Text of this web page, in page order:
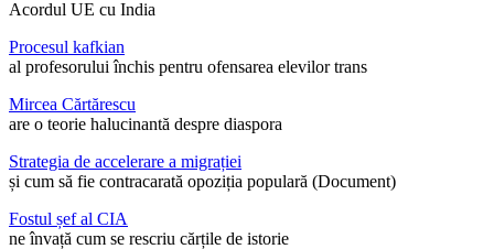
Acordul UE cu India
Procesul kafkian
al profesorului închis pentru ofensarea elevilor trans
Mircea Cărtărescu
are o teorie halucinantă despre diaspora
Strategia de accelerare a migrației
și cum să fie contracarată opoziția populară (Document)
Fostul șef al CIA
ne învață cum se rescriu cărțile de istorie